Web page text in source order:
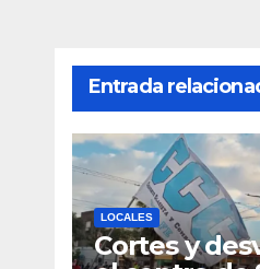
Entrada
LOCALES
Cortes y